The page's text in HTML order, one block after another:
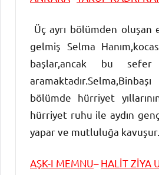
Üç ayrı bölümden oluşan
gelmiş Selma
başlar,ancak bu sefer
bölümde hürriyet
hürriyet ruhu ile aydın
yapar ve mutluluğa kavuşur.
AŞK-I MEMNU–HALİT ZİYA